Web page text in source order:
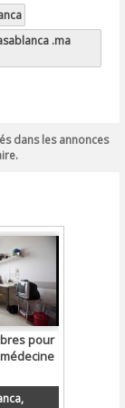
.ma
dans les annonces
pour